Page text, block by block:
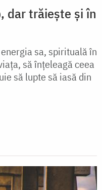
dar trăiește și în
sa, spirituală în
să înțeleagă ceea
să lupte să iasă din